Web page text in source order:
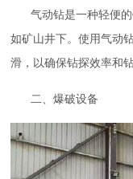
气动钻是一种轻便
如矿山井下。使用气动
滑，以确保钻探效率和
二、爆破设备